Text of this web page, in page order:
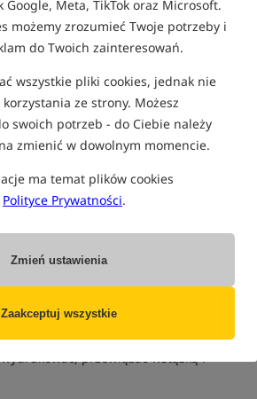
Meta, TikTok oraz Microsoft.
możemy zrozumieć Twoje potrzeby i
do Twoich zainteresowań.
wszystkie pliki cookies, jednak nie
ze strony. Możesz
swoich potrzeb - do Ciebie należy
zmienić w dowolnym momencie.
ma temat plików cookies
Polityce Prywatności.
Zmień ustawienia
Zaakceptuj wszystkie
wartości w formie elektronicznej
nie zdążyłeś z prezentem? Mamy dla
uratuje Ci skórę i spełni
Prezent w formie bonu
Podarunkowej), który obdarowany
w ciągu 2 miesięcy od daty zakupu
podarunkowej, wypełniasz
poprzez płatność PayU i już za
ląduje w Twojej skrzynce
przewiązać wstążką i